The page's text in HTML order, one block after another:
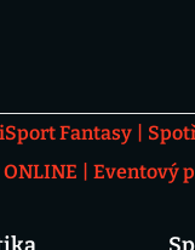
iSport Fantasy
Eventový